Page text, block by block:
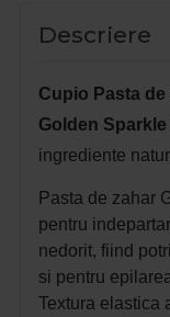
Descriere
Cupio Pasta
Golden Sparkle
ingrediente
Pasta de zahar
pentru
nedorit, fiind
si pentru
Textura elastica